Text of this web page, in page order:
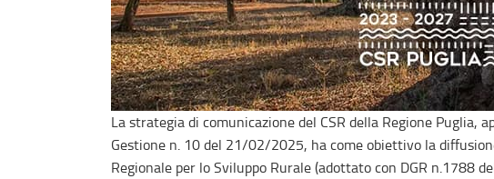
La strategia di comunicazione del CSR della Regione Puglia,
Gestione n. 10 del 21/02/2025, ha come obiettivo la
Regionale per lo Sviluppo Rurale (adottato con DGR n.1788